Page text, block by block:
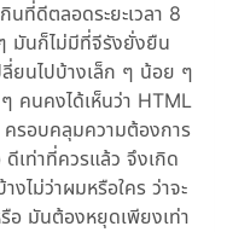
นที่ดีตลอดระยะเวลา 8
มันก็ไม่มีที่จีรังยั่งยืน
ยนไปบ้างเล็ก ๆ น้อย ๆ
คนคงได้เห็นว่า HTML
รอบคลุมความต้องการ
ดีเท่าที่ควรแล้ว จึงเกิด
ไม่ว่าผมหรือใคร ว่าจะ
อ มันต้องหยุดเพียงเท่า